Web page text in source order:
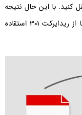
با این حال نتیجه
می گیریم که در زمان تغییرات اساسی حتما از ریدایرکت 301 استقاده